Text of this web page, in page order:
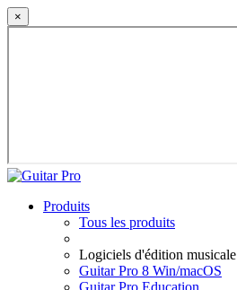
×
Produits
Tous les produits
Logiciels d'édition musicale
Guitar Pro 8 Win/macOS
Guitar Pro Education